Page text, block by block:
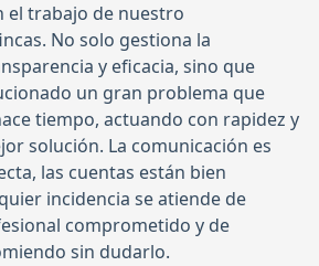
el trabajo de nuestro
No solo gestiona la
y eficacia, sino que
un gran problema que
tiempo, actuando con rapidez y
solución. La comunicación es
las cuentas están bien
incidencia se atiende de
comprometido y de
sin dudarlo.